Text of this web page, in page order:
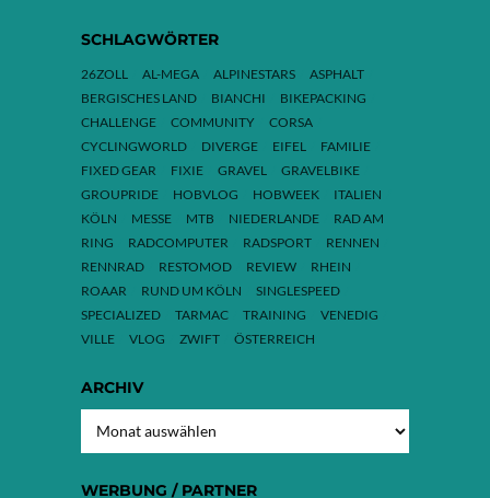
SCHLAGWÖRTER
26ZOLL AL-MEGA ALPINESTARS
ASPHALT
BERGISCHES LAND
BIANCHI
BIKEPACKING
CHALLENGE
COMMUNITY
CORSA
CYCLINGWORLD
DIVERGE EIFEL
FAMILIE
FIXED GEAR
FIXIE GRAVEL
GRAVELBIKE
GROUPRIDE
HOBVLOG HOBWEEK
ITALIEN
KÖLN
MESSE MTB NIEDERLANDE
RAD AM
RING
RADCOMPUTER RADSPORT
RENNEN
RENNRAD
RESTOMOD REVIEW
RHEIN
ROAAR
RUND UM KÖLN
SINGLESPEED
SPECIALIZED
TARMAC TRAINING
VENEDIG
VILLE
VLOG ZWIFT ÖSTERREICH
ARCHIV
WERBUNG / PARTNER